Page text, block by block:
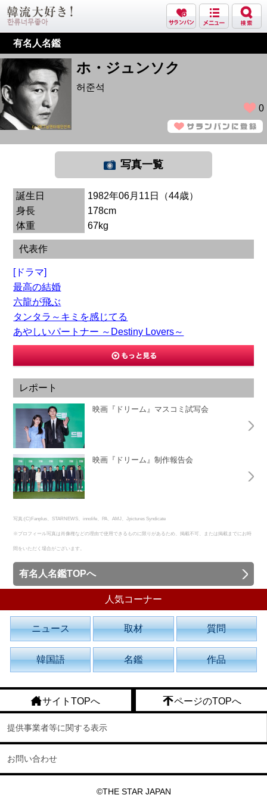
有名人名鑑
ホ・ジュンソク
허준석
0
写真一覧
誕生日
1982年06月11日（44歳）
身長
178cm
体重
67kg
代表作
[ドラマ]
最高の結婚
六龍が飛ぶ
タンタラ～キミを感じてる
あやしいパートナー ～Destiny Lovers～
レポート
映画『ドリーム』マスコミ試写会
映画『ドリーム』制作報告会
写真:(C)Fanplus、STARNEWS、innolife、PA、AMJ、Jpictures Syndicate
※プロフィール写真は肖像権などの理由で使用できるものに限りがあるため、掲載不可、または掲載までにお時
間をいただく場合がございます。
有名人名鑑TOPへ
人気コーナー
ニュース 取材 質問
韓国語 名鑑 作品
サイトTOPへ ページのTOPへ
提供事業者等に関する表示
お問い合わせ
©THE STAR JAPAN